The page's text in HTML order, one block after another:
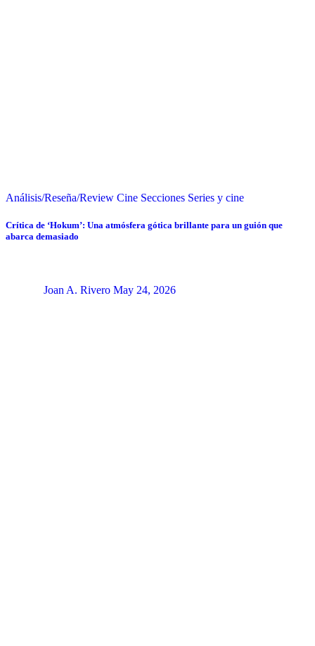
Análisis/Reseña/Review Cine Secciones Series y cine
Crítica de ‘Hokum’: Una atmósfera gótica brillante para un guión que
abarca demasiado
Joan A. Rivero May 24, 2026